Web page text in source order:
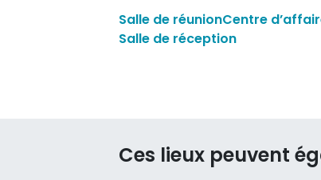
Salle de réunionCentre
Salle de réception
Ces lieux peuvent